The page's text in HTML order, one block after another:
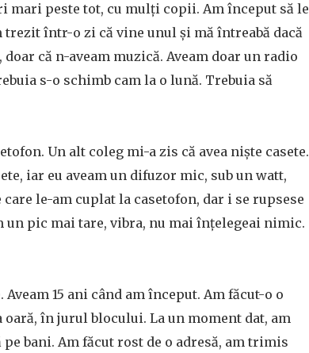
mari peste tot, cu mulți copii. Am început să le
trezit într-o zi că vine unul și mă întreabă dacă
că n-aveam muzică. Aveam doar un radio
s-o schimb cam la o lună. Trebuia să
Un alt coleg mi-a zis că avea niște casete.
iar eu aveam un difuzor mic, sub un watt,
le-am cuplat la casetofon, dar i se rupsese
un pic mai tare, vibra, nu mai înțelegeai nimic.
15 ani când am început. Am făcut-o o
oară, în jurul blocului. La un moment dat, am
bani. Am făcut rost de o adresă, am trimis